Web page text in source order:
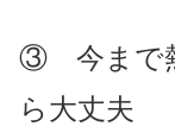
③ 今まで
ら大丈夫